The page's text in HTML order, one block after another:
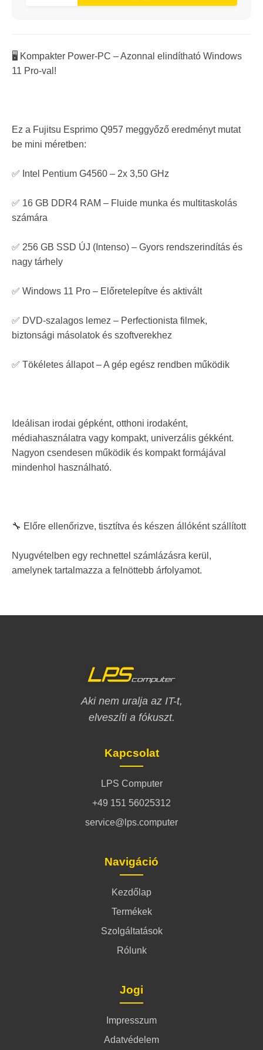
🖥️ Kompakter Power-PC – Azonnal elindítható Windows
11 Pro-val!
Ez a Fujitsu Esprimo Q957 meggyőző eredményt mutat
be mini méretben:
✅ Intel Pentium G4560 – 2x 3,50 GHz
✅ 16 GB DDR4 RAM – Fluide munka és multitaskolás
számára
✅ 256 GB SSD ÚJ (Intenso) – Gyors rendszerindítás és
nagy tárhely
✅ Windows 11 Pro – Előretelepítve és aktivált
✅ DVD-szalagos lemez – Perfectionista filmek,
biztonsági másolatok és szoftverekhez
✅ Tökéletes állapot – A gép egész rendben működik
Ideálisan irodai gépként, otthoni irodaként,
médiahasználatra vagy kompakt, univerzális gékként.
Nagyon csendesen működik és kompakt formájával
mindenhol használható.
🔧 Előre ellenőrizve, tisztítva és készen állóként szállított
Nyugvételben egy rechnettel számlázásra kerül,
amelynek tartalmazza a felnöttebb árfolyamot.
Aki nem uralja az IT-t,
elveszíti a fókuszt.
Kapcsolat
LPS Computer
+49 151 56025312
service@lps.computer
Navigáció
Kezdőlap
Termékek
Szolgáltatások
Rólunk
Jogi
Impresszum
Adatvédelem